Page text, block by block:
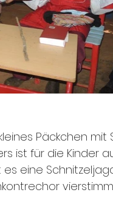
Päckchen
ist für die Kinder
eine